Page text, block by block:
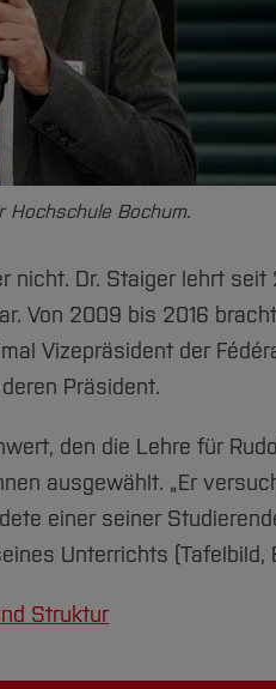
Bochum.
Dr. Staiger lehrt
Von 2009 bis 2016
Vizepräsident der
Präsident.
den die Lehre für
ausgewählt. „Er
einer seiner
Unterrichts (Tafelbild,
Struktur